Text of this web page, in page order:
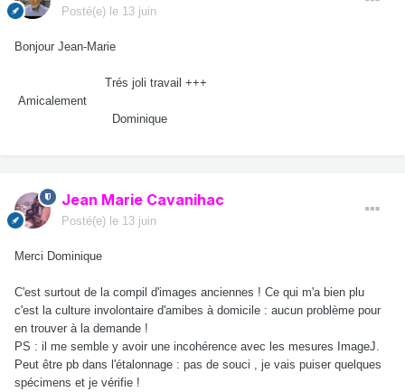
Posté(e) le 13 juin
Bonjour Jean-Marie
Trés joli travail +++
Amicalement
Dominique
Jean Marie Cavanihac
Posté(e) le 13 juin
Merci Dominique
C'est surtout de la compil d'images anciennes ! Ce qui m'a bien plu
c'est la culture involontaire d'amibes à domicile : aucun problème pour
en trouver à la demande !
PS : il me semble y avoir une incohérence avec les mesures ImageJ.
Peut être pb dans l'étalonnage : pas de souci , je vais puiser quelques
spécimens et je vérifie !